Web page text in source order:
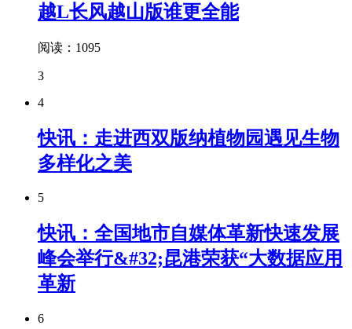
越L长风越山版谁更全能
阅读：1095
3
4
快讯：走进西双版纳植物园遇见生物
多样化之美
5
快讯：全国地市自媒体革新快速发展
峰会举行&#32;昆港荣获“大数据应用
革新
6